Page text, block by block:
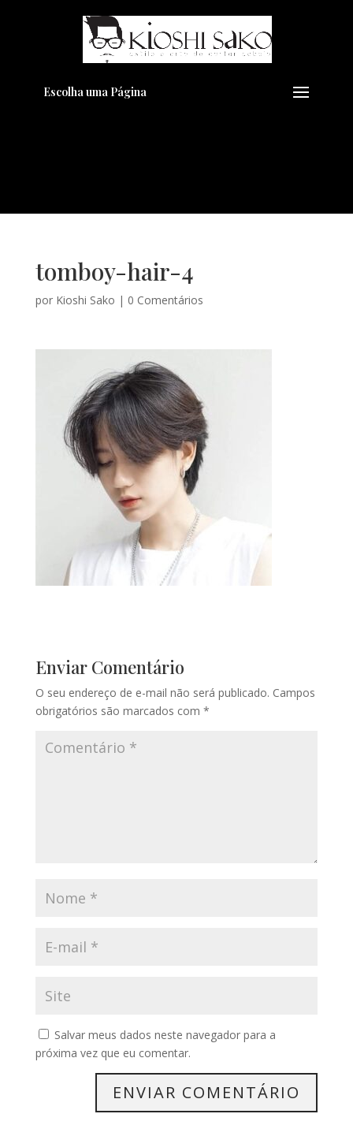
Escolha uma Página
tomboy-hair-4
por Kioshi Sako | 0 Comentários
Enviar Comentário
O seu endereço de e-mail não será publicado. Campos
obrigatórios são marcados com *
Salvar meus dados neste navegador para a
próxima vez que eu comentar.
Pensando em transformar seu
Visual??